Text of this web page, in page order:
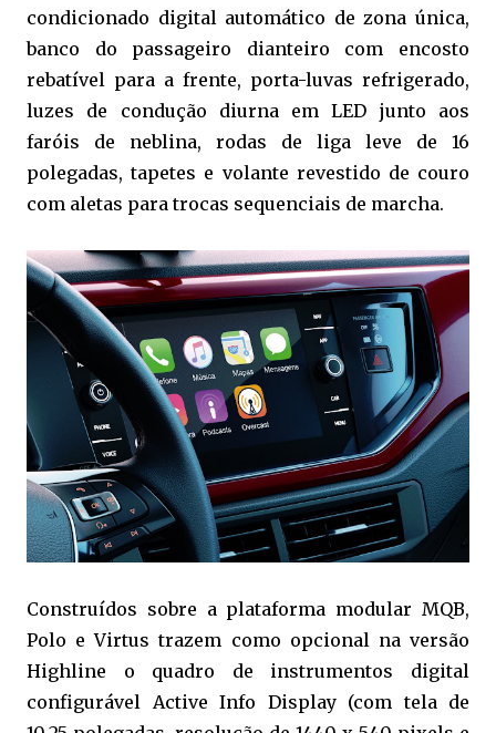
condicionado digital automático de zona única,
banco do passageiro dianteiro com encosto
rebatível para a frente, porta-luvas refrigerado,
luzes de condução diurna em LED junto aos
faróis de neblina, rodas de liga leve de 16
polegadas, tapetes e volante revestido de couro
com aletas para trocas sequenciais de marcha.
Construídos sobre a plataforma modular MQB,
Polo e Virtus trazem como opcional na versão
Highline o quadro de instrumentos digital
configurável Active Info Display (com tela de